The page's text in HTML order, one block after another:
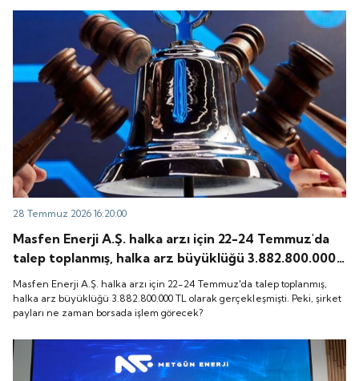
28 Temmuz 2026 16:20:00
Masfen Enerji A.Ş. halka arzı için 22-24 Temmuz'da
talep toplanmış, halka arz büyüklüğü 3.882.800.000
TL olarak gerçekleşmişti. Peki, şirket payları ne
zaman borsada işlem görecek?
Masfen Enerji A.Ş. halka arzı için 22-24 Temmuz'da talep toplanmış,
halka arz büyüklüğü 3.882.800.000 TL olarak gerçekleşmişti. Peki, şirket
payları ne zaman borsada işlem görecek?